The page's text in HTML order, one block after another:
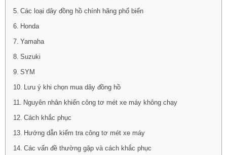
Các loại dây đồng hồ chính hãng phổ biến
Honda
Yamaha
Suzuki
SYM
Lưu ý khi chọn mua dây đồng hồ
Nguyên nhân khiến công tơ mét xe máy không chạy
Cách khắc phục
Hướng dẫn kiểm tra công tơ mét xe máy
Các vấn đề thường gặp và cách khắc phục